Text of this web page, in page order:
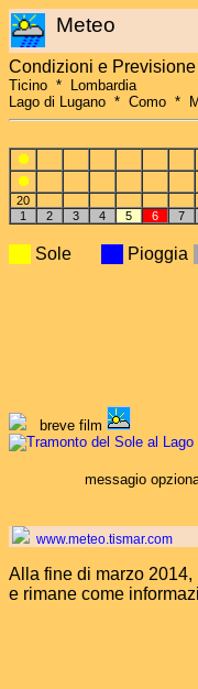
Meteo
Condizioni e Previsione
Ticino * Lombardia
Lago di Lugano * Como *
20
1
2 3 4 5 6 7
Sole Pioggia
breve film
messagio
www.meteo.tismar.com
Alla fine di marzo
e rimane come